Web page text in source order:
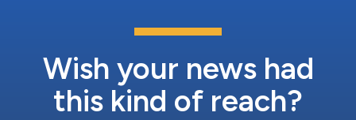
Wish your news had
this kind of reach?